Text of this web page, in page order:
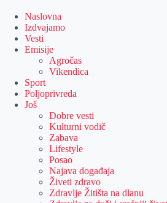
content
Naslovna
Izdvajamo
Vesti
Emisije
Agročas
Vikendica
Sport
Poljoprivreda
Još
Dobre vesti
Kulturni vodič
Zabava
Lifestyle
Posao
Najava događaja
Živeti zdravo
Zdravlje Žitišta na dlanu